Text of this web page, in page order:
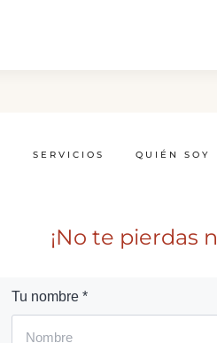
SERVICIOS QUIÉN SOY
¡No te pierdas
Tu nombre *